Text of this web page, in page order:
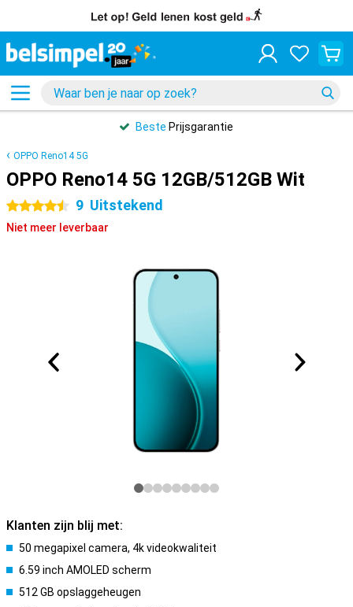
Beste Prijsgarantie
OPPO Reno14 5G
OPPO Reno14 5G 12GB/512GB Wit
4.5 sterren 9 Uitstekend
Niet meer leverbaar
Klanten zijn blij met:
50 megapixel camera, 4k videokwaliteit
6.59 inch AMOLED scherm
512 GB opslaggeheugen